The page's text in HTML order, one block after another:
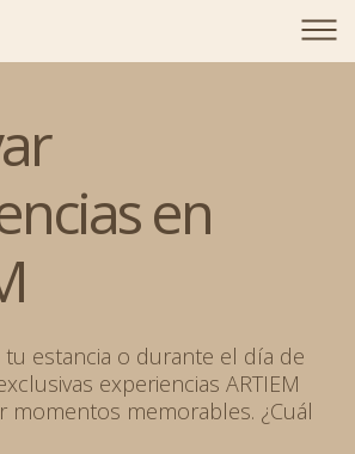
en
estancia o durante el día de
experiencias ARTIEM
momentos memorables. ¿Cuál